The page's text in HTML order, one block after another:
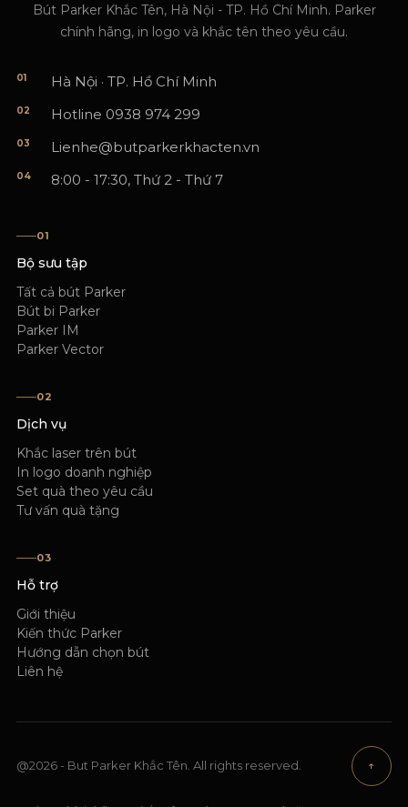
Bút Parker Khắc Tên, Hà Nội - TP. Hồ Chí Minh. Parker
chính hãng, in logo và khắc tên theo yêu cầu.
01 Hà Nội · TP. Hồ Chí Minh
02 Hotline 0938 974 299
03 Lienhe@butparkerkhacten.vn
04 8:00 - 17:30, Thứ 2 - Thứ 7
01
Bộ sưu tập
Tất cả bút Parker
Bút bi Parker
Parker IM
Parker Vector
02
Dịch vụ
Khắc laser trên bút
In logo doanh nghiệp
Set quà theo yêu cầu
Tư vấn quà tặng
03
Hỗ trợ
Giới thiệu
Kiến thức Parker
Hướng dẫn chọn bút
Liên hệ
@2026 - But Parker Khắc Tên. All rights reserved. ↑